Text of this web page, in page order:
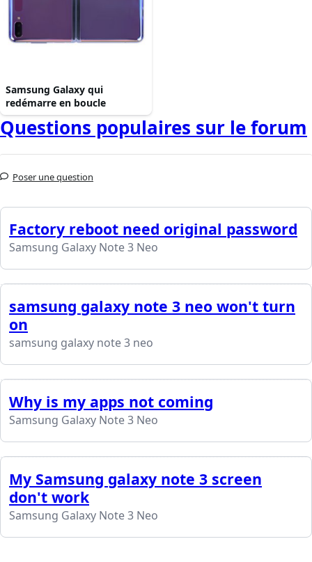
Samsung Galaxy qui
redémarre en boucle
Questions populaires sur le forum
Poser une question
Factory reboot need original password
Samsung Galaxy Note 3 Neo
samsung galaxy note 3 neo won't turn
on
samsung galaxy note 3 neo
Why is my apps not coming
Samsung Galaxy Note 3 Neo
My Samsung galaxy note 3 screen
don't work
Samsung Galaxy Note 3 Neo